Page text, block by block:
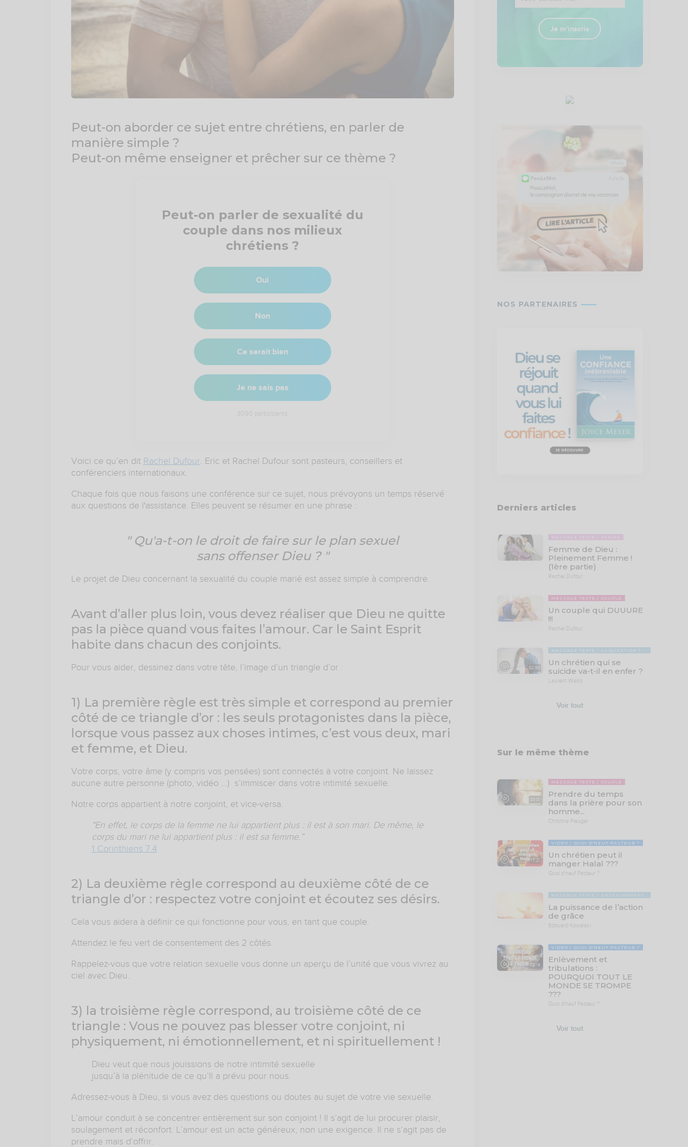
Peut-on aborder ce sujet entre chrétiens, en parler de
manière simple ?
Peut-on même enseigner et prêcher sur ce thème ?
Peut-on parler de sexualité du
couple dans nos milieux
chrétiens ?
Oui
Non
Ce serait bien
Je ne sais pas
3090 participants
Voici ce qu’en dit Rachel Dufour. Eric et Rachel Dufour sont pasteurs, conseillers et
conférenciers internationaux.
Chaque fois que nous faisons une conférence sur ce sujet, nous prévoyons un temps réservé
aux questions de l'assistance. Elles peuvent se résumer en une phrase :
" Qu'a-t-on le droit de faire sur le plan sexuel
sans offenser Dieu ? "
Le projet de Dieu concernant la sexualité du couple marié est assez simple à comprendre.
Avant d’aller plus loin, vous devez réaliser que Dieu ne quitte
pas la pièce quand vous faites l’amour. Car le Saint Esprit
habite dans chacun des conjoints.
Pour vous aider, dessinez dans votre tête, l’image d’un triangle d’or :
1) La première règle est très simple et correspond au premier
côté de ce triangle d’or : les seuls protagonistes dans la pièce,
lorsque vous passez aux choses intimes, c’est vous deux, mari
et femme, et Dieu.
Votre corps, votre âme (y compris vos pensées) sont connectés à votre conjoint. Ne laissez
aucune autre personne (photo, vidéo …) s’immiscer dans votre intimité sexuelle.
Notre corps appartient à notre conjoint, et vice-versa.
“En effet, le corps de la femme ne lui appartient plus : il est à son mari. De même, le
corps du mari ne lui appartient plus : il est sa femme.”
1 Corinthiens 7.4
2) La deuxième règle correspond au deuxième côté de ce
triangle d’or : respectez votre conjoint et écoutez ses désirs.
Cela vous aidera à définir ce qui fonctionne pour vous, en tant que couple.
Attendez le feu vert de consentement des 2 côtés.
Rappelez-vous que votre relation sexuelle vous donne un aperçu de l’unité que vous vivrez au
ciel avec Dieu.
3) la troisième règle correspond, au troisième côté de ce
triangle : Vous ne pouvez pas blesser votre conjoint, ni
physiquement, ni émotionnellement, et ni spirituellement !
Dieu veut que nous jouissions de notre intimité sexuelle
jusqu’à la plénitude de ce qu’Il a prévu pour nous.
Adressez-vous à Dieu, si vous avez des questions ou doutes au sujet de votre vie sexuelle.
L’amour conduit à se concentrer entièrement sur son conjoint ! Il s’agit de lui procurer plaisir,
soulagement et réconfort. L’amour est un acte généreux, non une exigence. Il ne s’agit pas de
prendre mais d’offrir.
Je m'inscris
Derniers articles
MESSAGE TEXTE FEMME
Femme de Dieu :
Pleinement Femme !
(1ère partie)
Rachel Dufour
MESSAGE TEXTE COUPLE
Un couple qui DUUURE
!!!
Rachel Dufour
02:50
MESSAGE TEXTE LA QUESTION TABOUE
Un chrétien qui se
suicide va-t-il en enfer ?
Laurent Weiss
Voir tout
Sur le même thème
03:01
MESSAGE TEXTE COUPLE
Prendre du temps
dans la prière pour son
homme...
Christine Piauger
17:21
VIDÉO QUOI D'NEUF PASTEUR ?
Un chrétien peut il
manger Halal ???
Quoi d'neuf Pasteur ?
MESSAGE TEXTE ENSEIGNEMENTS BIBLIQUES
La puissance de l’action
de grâce
Edouard Kowalski
78:19
VIDÉO QUOI D'NEUF PASTEUR ?
Enlèvement et
tribulations :
POURQUOI TOUT LE
MONDE SE TROMPE
???
Quoi d'neuf Pasteur ?
Voir tout